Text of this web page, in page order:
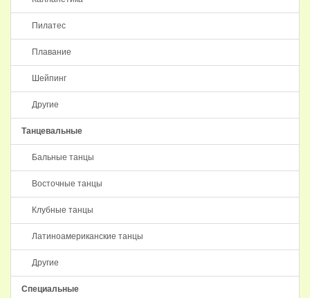
Пилатес
Плавание
Шейпинг
Другие
Танцевальные
Бальные танцы
Восточные танцы
Клубные танцы
Латиноамериканские танцы
Другие
Специальные